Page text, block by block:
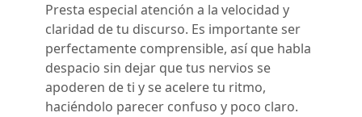
Presta especial atención a la velocidad y
claridad de tu discurso. Es importante ser
perfectamente comprensible, así que habla
despacio sin dejar que tus nervios se
apoderen de ti y se acelere tu ritmo,
haciéndolo parecer confuso y poco claro.